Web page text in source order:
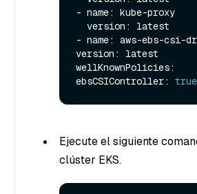
- name: kube-proxy
- name: aws-ebs-csi-
version: latest
wellKnownPolicies:
ebsCSIController: true
Ejecute el siguiente
clúster EKS.